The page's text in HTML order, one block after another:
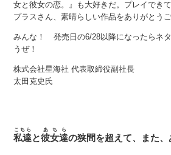
女と彼女の恋。』も大好きだ。プレイでき
プラスさん、素晴らしい作品をありがとう
みんな！ 発売日の6/28以降になったらネ
うぜ！
株式会社星海社 代表取締役副社長
太田克史氏
私達
こちら
と彼女達
あちら
の狭間を超えて、また、